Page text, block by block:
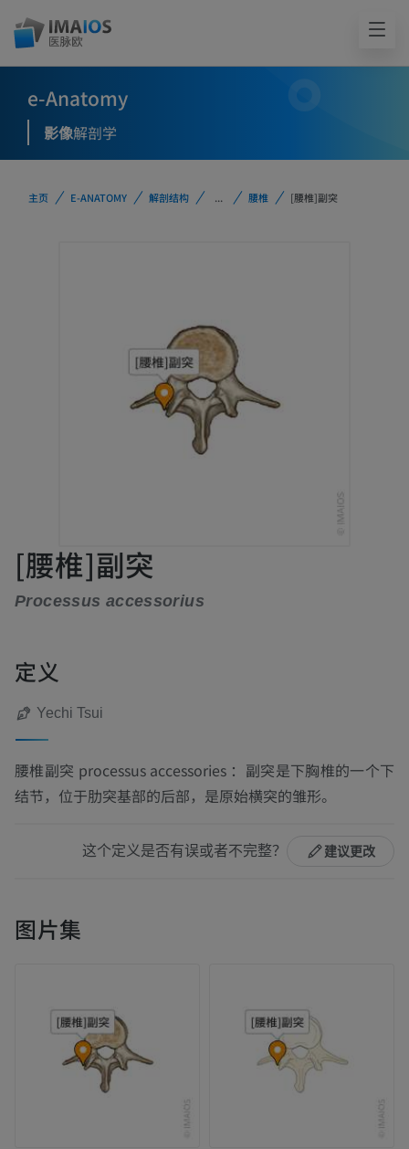
e-Anatomy
影像解剖学
主页 E-ANATOMY 解剖结构 ... 腰椎 [腰椎]副突
[腰椎]副突
Processus accessorius
定义
Yechi Tsui
腰椎副突 processus accessories ：副突是下胸椎的一个下
结节，位于肋突基部的后部，是原始横突的雏形。
这个定义是否有误或者不完整？ 建议更改
图片集